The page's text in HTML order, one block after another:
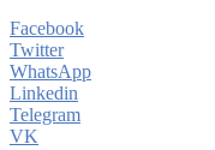
Facebook
Twitter
WhatsApp
Linkedin
Telegram
VK